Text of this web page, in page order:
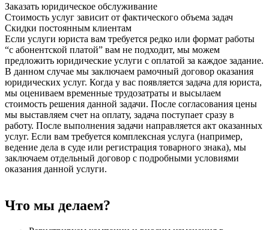
Заказать юридическое обслуживание
Стоимость услуг зависит от фактического объема задач
Скидки постоянным клиентам
Если услуги юриста вам требуется редко или формат работы
“с абонентской платой” вам не подходит, мы можем
предложить юридические услуги с оплатой за каждое задание.
В данном случае мы заключаем рамочный договор оказания
юридических услуг. Когда у вас появляется задача для юриста,
мы оцениваем временные трудозатраты и высылаем
стоимость решения данной задачи. После согласования цены
мы выставляем счет на оплату, задача поступает сразу в
работу. После выполнения задачи направляется акт оказанных
услуг. Если вам требуется комплексная услуга (например,
ведение дела в суде или регистрация товарного знака), мы
заключаем отдельный договор с подробными условиями
оказания данной услуги.
Что мы делаем?